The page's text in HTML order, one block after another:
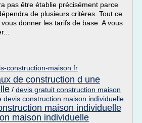
pas être établie précisément parce
de plusieurs critères. Tout ce
donner les tarifs de base. A vous
construction-maison.fr
de construction d une
/ devis gratuit construction maison
devis construction maison individuelle
maison individuelle
maison individuelle